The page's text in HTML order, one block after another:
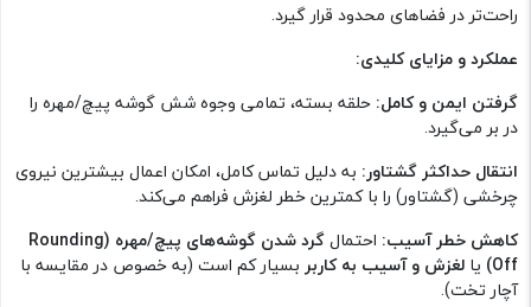
راحت‌تر در فضاهای محدود قرار گیرد.
عملکرد و مزایای کلیدی:
گرفتن ایمن و کامل: حلقه بسته، تمامی وجوه شش گوشه پیچ/مهره را
در بر می‌گیرد.
انتقال حداکثر گشتاور: به دلیل تماس کامل، امکان اعمال بیشترین نیروی
چرخشی (گشتاور) را با کمترین خطر لغزش فراهم می‌کند.
کاهش خطر آسیب: احتمال
گرد شدن گوشه‌های پیچ/مهره (Rounding
Off) یا لغزش و آسیب به کاربر بسیار کم است (به خصوص در مقایسه با
آچار تخت).